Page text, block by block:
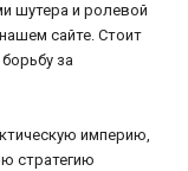
шутера и ролевой
сайте. Стоит
за
империю,
стратегию